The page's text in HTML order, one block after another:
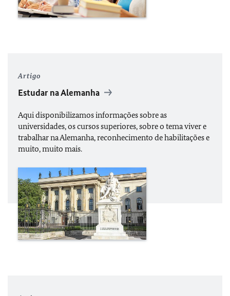
Artigo
Estudar na Alemanha
Aqui disponibilizamos informações sobre as
universidades, os cursos superiores, sobre o tema viver e
trabalhar na Alemanha, reconhecimento de habilitações e
muito, muito mais.